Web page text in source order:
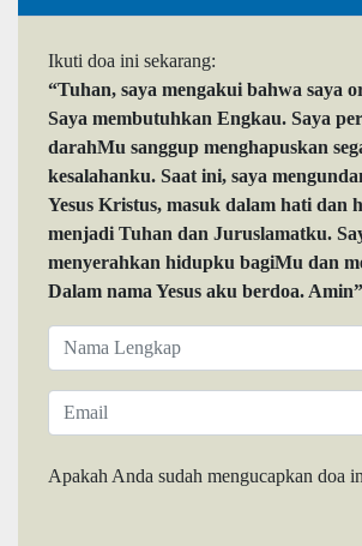
Ikuti doa ini sekarang:
“Tuhan, saya mengakui bahwa saya
Saya membutuhkan Engkau. Saya
darahMu sanggup menghapuskan
kesalahanku. Saat ini, saya
Yesus Kristus, masuk dalam hati dan
menjadi Tuhan dan Juruslamatku.
menyerahkan hidupku bagiMu dan
Dalam nama Yesus aku berdoa. Amin”
Apakah Anda sudah mengucapkan doa